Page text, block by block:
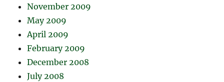
November 2009
May 2009
April 2009
February 2009
December 2008
July 2008